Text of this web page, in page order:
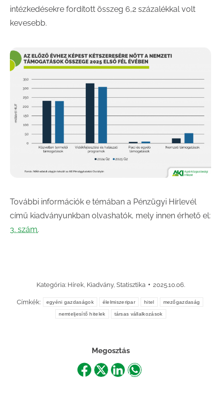
intézkedésekre fordított összeg 6,2 százalékkal volt
kevesebb.
További információk e témában a Pénzügyi Hírlevél
című kiadványunkban olvashatók, mely innen érhető el:
3. szám.
Kategória: Hírek, Kiadvány, Statisztika 2025.10.06.
Címkék: egyéni gazdaságok élelmiszeripar hitel mezőgazdaság
nemteljesítő hitelek társas vállalkozások
Megosztás
ShareShareShareShare